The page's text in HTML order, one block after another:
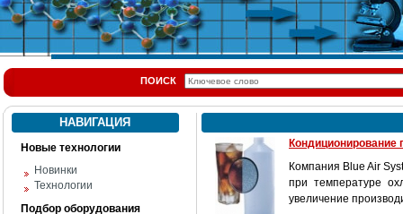
ПОИСК
НАВИГАЦИЯ
Новые технологии
Новинки
Технологии
Подбор оборудования
Компания Blue Air
при температуре
увеличение